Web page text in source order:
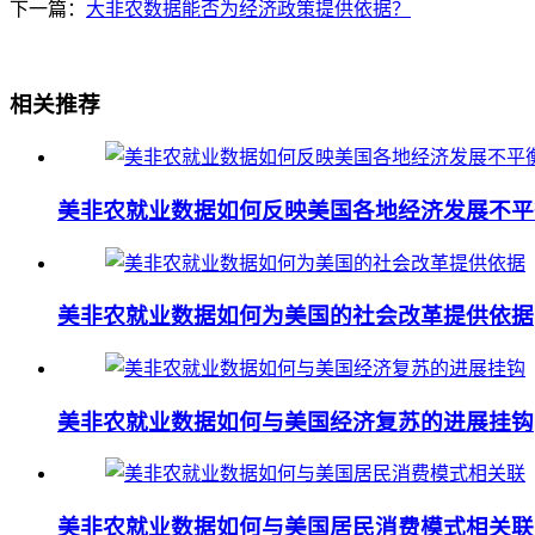
下一篇： 大非农数据能否为经济政策提供依据？
相关推荐
美非农就业数据如何反映美国各地经济发展不
美非农就业数据如何为美国的社会改革提供依据
美非农就业数据如何与美国经济复苏的进展挂钩
美非农就业数据如何与美国居民消费模式相关联